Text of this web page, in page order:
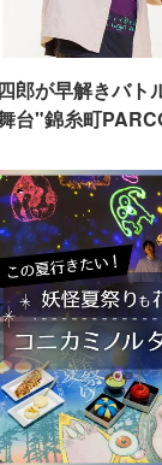
郎が早解きバト
台"錦糸町